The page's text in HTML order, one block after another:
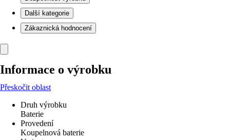
Další kategorie
Zákaznická hodnocení
Informace o výrobku
Přeskočit oblast
Druh výrobku
Baterie
Provedení
Koupelnová baterie